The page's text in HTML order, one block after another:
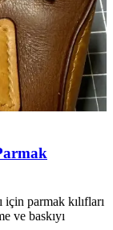
parmak kılıfları
ve baskıyı